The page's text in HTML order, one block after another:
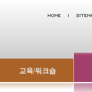
교육/워크숍